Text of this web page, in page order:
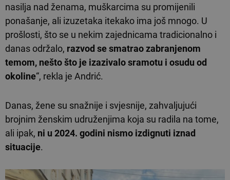
nasilja nad ženama, muškarcima su promijenili
ponašanje, ali izuzetaka itekako ima još mnogo. U
prošlosti, što se u nekim zajednicama tradicionalno i
danas održalo, razvod se smatrao zabranjenom
temom, nešto što je izazivalo sramotu i osudu od
okoline“, rekla je Andrić.
Danas, žene su snažnije i svjesnije, zahvaljujući
brojnim ženskim udruženjima koja su radila na tome,
ali ipak, ni u 2024. godini nismo izdignuti iznad
situacije.